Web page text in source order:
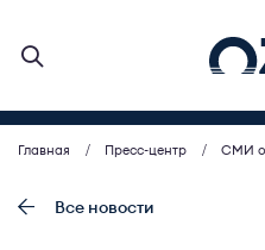
Главная Пресс-центр СМИ о
Все новости